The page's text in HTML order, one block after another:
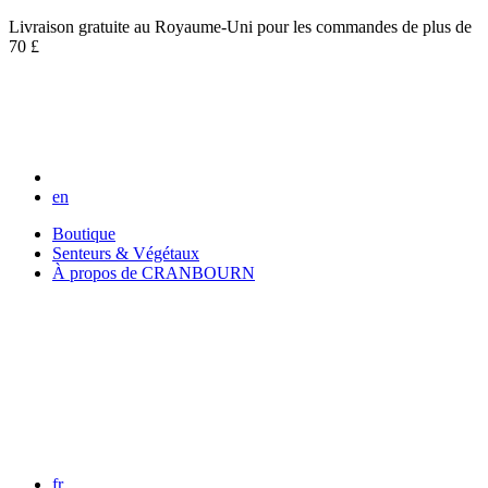
Livraison gratuite au Royaume-Uni pour les commandes de plus de
70 £
en
Boutique
Senteurs & Végétaux
À propos de CRANBOURN
fr